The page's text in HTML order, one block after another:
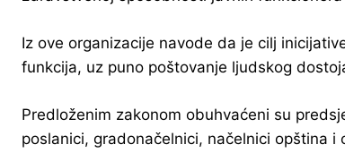
Iz ove organizacije navode da je cilj
funkcija, uz puno poštovanje ljudskog
Predloženim zakonom obuhvaćeni su
poslanici, gradonačelnici, načelnici opština